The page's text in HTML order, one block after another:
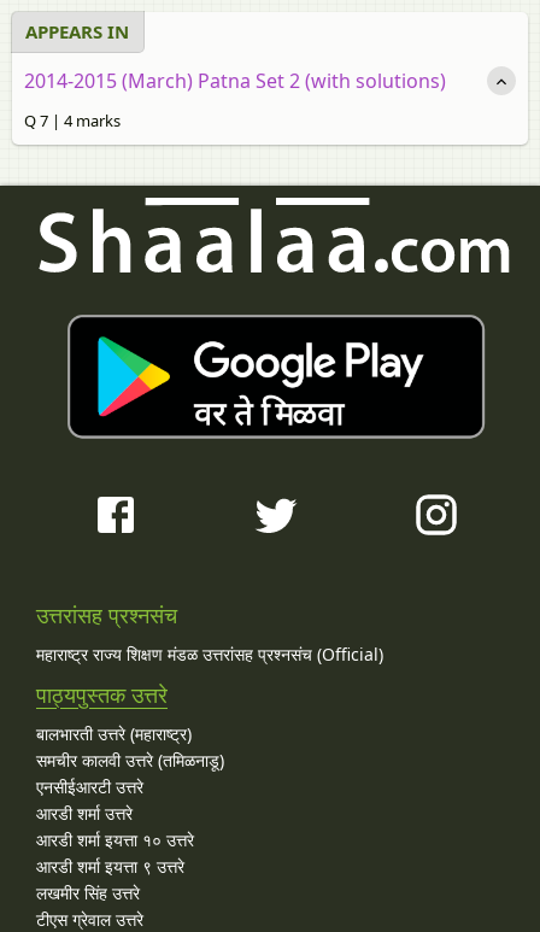
APPEARS IN
2014-2015 (March) Patna Set 2 (with solutions)
Q 7 | 4 marks
उत्तरांसह प्रश्नसंच
महाराष्ट्र राज्य शिक्षण मंडळ उत्तरांसह प्रश्नसंच (Official)
पाठ्यपुस्तक उत्तरे
बालभारती उत्तरे (महाराष्ट्र)
समचीर कालवी उत्तरे (तमिळनाडू)
एनसीईआरटी उत्तरे
आरडी शर्मा उत्तरे
आरडी शर्मा इयत्ता १० उत्तरे
आरडी शर्मा इयत्ता ९ उत्तरे
लखमीर सिंह उत्तरे
टीएस ग्रेवाल उत्तरे